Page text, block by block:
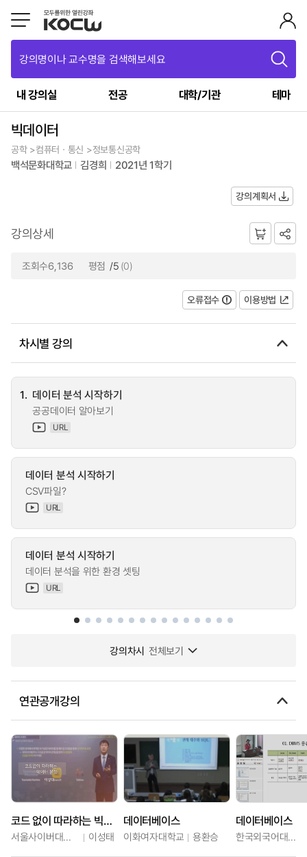
강의명이나 교수명을 검색해보세요
내 강의실 전공 대학/기관 테마
빅데이터
공학 >컴퓨터ㆍ통신 >정보통신공학
백석문화대학교 김경희 2021년 1학기
강의계획서
강의상세
조회수6,136 평점 /5 (0)
오류접수 이용방법
차시별 강의
1. 데이터 분석 시작하기
공공데이터 알아보기
URL
데이터 분석 시작하기
CSV파일?
URL
데이터 분석 시작하기
데이터 분석을 위한 환경 셋팅
URL
강의차시 전체보기
연관공개강의
코드 없이 따라하는 빅데이터 분석
서울사이버대학교 이성태
데이터베이스
이화여자대학교 용환승
데이터베이스
한국외국어대학교